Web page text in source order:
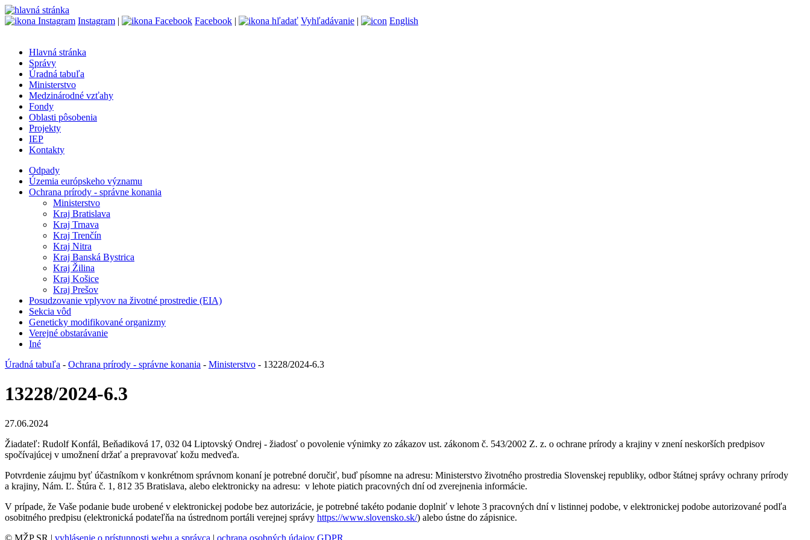
Instagram | Facebook | Vyhľadávanie | English
Hlavná stránka
Správy
Úradná tabuľa
Ministerstvo
Medzinárodné vzťahy
Fondy
Oblasti pôsobenia
Projekty
IEP
Kontakty
Odpady
Územia európskeho významu
Ochrana prírody - správne konania
Ministerstvo
Kraj Bratislava
Kraj Trnava
Kraj Trenčín
Kraj Nitra
Kraj Banská Bystrica
Kraj Žilina
Kraj Košice
Kraj Prešov
Posudzovanie vplyvov na životné prostredie (EIA)
Sekcia vôd
Geneticky modifikované organizmy
Verejné obstarávanie
Iné
Úradná tabuľa - Ochrana prírody - správne konania - Ministerstvo - 13228/2024-6.3
13228/2024-6.3
27.06.2024
Žiadateľ: Rudolf Konfál, Beňadiková 17, 032 04 Liptovský Ondrej - žiadosť o povolenie výnimky zo zákazov ust. zákonom č. 543/2002 Z. z. o ochrane prírody a krajiny v znení neskorších predpisov
spočívajúcej v umožnení držať a prepravovať kožu medveďa.
Potvrdenie záujmu byť účastníkom v konkrétnom správnom konaní je potrebné doručiť, buď písomne na adresu: Ministerstvo životného prostredia Slovenskej republiky, odbor štátnej správy ochrany prírody
a krajiny, Nám. Ľ. Štúra č. 1, 812 35 Bratislava, alebo elektronicky na adresu: v lehote piatich pracovných dní od zverejnenia informácie.
V prípade, že Vaše podanie bude urobené v elektronickej podobe bez autorizácie, je potrebné takéto podanie doplniť v lehote 3 pracovných dní v listinnej podobe, v elektronickej podobe autorizované podľa
osobitného predpisu (elektronická podateľňa na ústrednom portáli verejnej správy https://www.slovensko.sk/) alebo ústne do zápisnice.
© MŽP SR | vyhlásenie o prístupnosti webu a správca | ochrana osobných údajov GDPR